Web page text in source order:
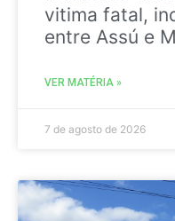
vitima fatal,
entre Assú e
VER MATÉRIA »
7 de agosto de 2026